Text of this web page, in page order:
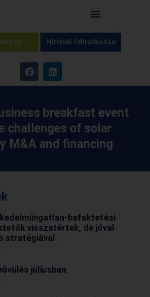
Hírlevél feliratkozás
breakfast event
challenges of solar
M&A and financing
befektetési
visszatértek, de jóval
stratégiával
júliusban